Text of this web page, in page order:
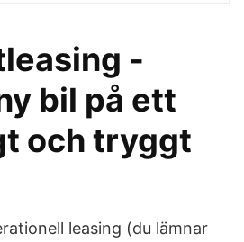
-
bil på ett
och tryggt
leasing (du lämnar